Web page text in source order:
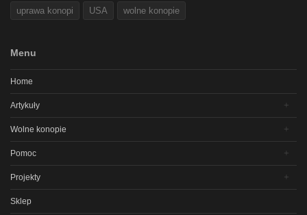
uprawa konopi USA wolne konopie
Menu
Home
Artykuły
Wolne konopie
Pomoc
Projekty
Sklep